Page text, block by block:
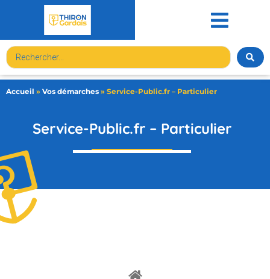
Accueil » Vos démarches » Service-Public.fr – Particulier
Service-Public.fr – Particulier